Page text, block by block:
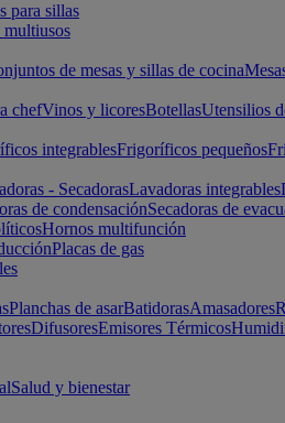
para sillas
multiusos
de mesas y sillas de cocina
chefVinos y licoresBotellasUtensilios
integrablesFrigoríficos pequeños
- SecadorasLavadoras integrables
de condensaciónSecadoras de
Hornos multifunción
Placas de gas
Planchas de asarBatidorasAmasadores
DifusoresEmisores Térmicos
Salud y bienestar